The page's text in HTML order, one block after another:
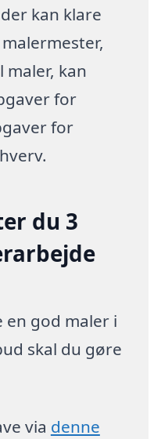
kan klare
maler, kan
for
for
du 3
en god maler i
skal du gøre
via denne